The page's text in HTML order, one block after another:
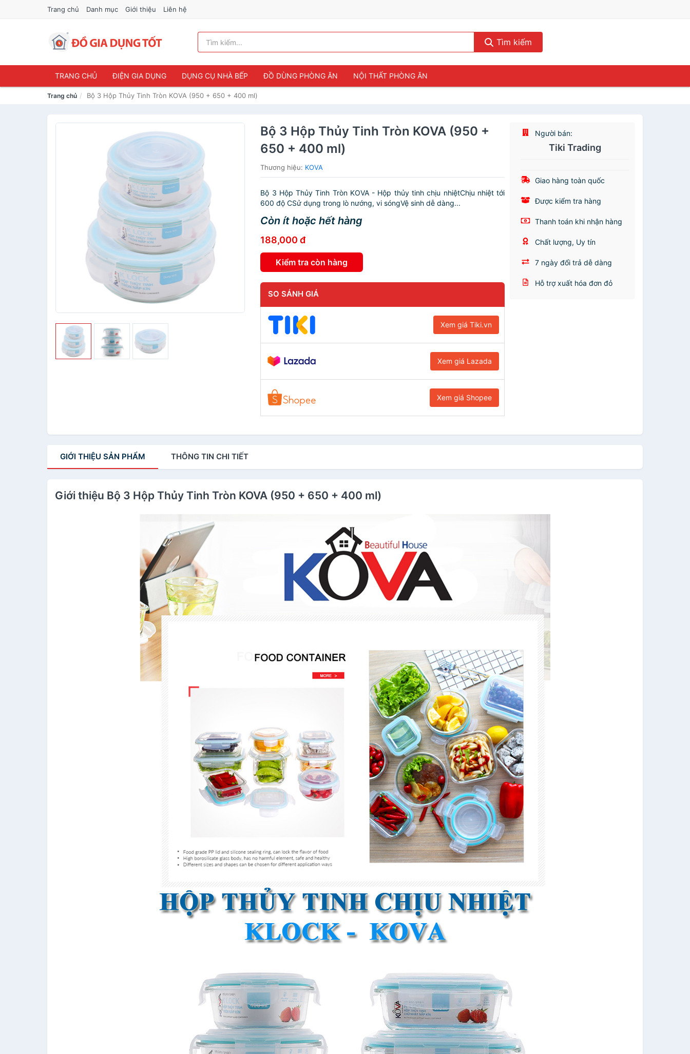
Trang chủ Danh mục Giới thiệu Liên hệ
Tìm kiếm
TRANG CHỦ ĐIỆN GIA DỤNG DỤNG CỤ NHÀ BẾP ĐỒ DÙNG PHÒNG ĂN NỘI THẤT PHÒNG ĂN
Trang chủ Bộ 3 Hộp Thủy Tinh Tròn KOVA (950 + 650 + 400 ml)
Bộ 3 Hộp Thủy Tinh Tròn KOVA (950 +
650 + 400 ml)
Thương hiệu: KOVA
Bộ 3 Hộp Thủy Tinh Tròn KOVA - Hộp thủy tinh chịu nhiệtChịu nhiệt tới
600 độ CSử dụng trong lò nướng, vi sóngVệ sinh dễ dàng...
Còn ít hoặc hết hàng
188,000 đ
Kiểm tra còn hàng
SO SÁNH GIÁ
Xem giá Tiki.vn
Xem giá Lazada
Xem giá Shopee
Người bán:
Tiki Trading
Giao hàng toàn quốc
Được kiểm tra hàng
Thanh toán khi nhận hàng
Chất lượng, Uy tín
7 ngày đổi trả dễ dàng
Hỗ trợ xuất hóa đơn đỏ
GIỚI THIỆU SẢN PHẨM THÔNG TIN CHI TIẾT
Giới thiệu Bộ 3 Hộp Thủy Tinh Tròn KOVA (950 + 650 + 400 ml)